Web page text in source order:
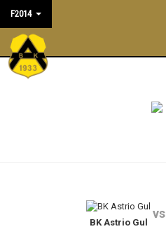
F2014
F2014
BK Astrio Gul
vs